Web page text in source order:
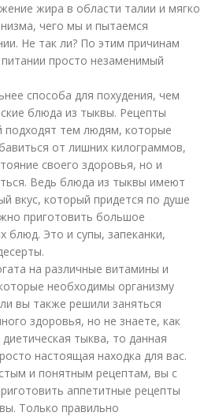
жира в области талии и мягко
чего мы и пытаемся
Не так ли? По этим причинам
просто незаменимый
способа для похудения, чем
блюда из тыквы. Рецепты
подходят тем людям, которые
от лишних килограммов,
своего здоровья, но и
Ведь блюда из тыквы имеют
вкус, который придется по душе
приготовить большое
блюд. Это и супы, запеканки,
на различные витамины и
необходимы организму
вы также решили заняться
здоровья, но не знаете, как
тыква, то данная
настоящая находка для вас.
и понятным рецептам, вы с
аппетитные рецепты
Только правильно